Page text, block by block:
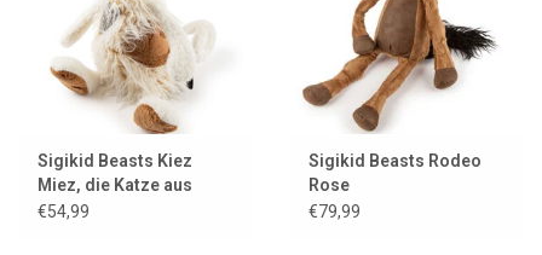
Sigikid Beasts Kiez
Miez, die Katze aus
BeastsTown
€54,99
Sigikid Beasts Rodeo
Rose
€79,99